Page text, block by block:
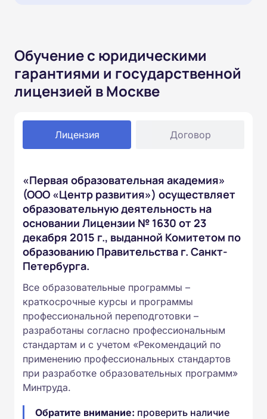
Обучение с юридическими
гарантиями и государственной
лицензией в Москве
Лицензия Договор
«Первая образовательная академия»
(ООО «Центр развития») осуществляет
образовательную деятельность на
основании Лицензии № 1630 от 23
декабря 2015 г., выданной Комитетом по
образованию Правительства г. Санкт-
Петербурга.
Все образовательные программы –
краткосрочные курсы и программы
профессиональной переподготовки –
разработаны согласно профессиональным
стандартам и с учетом «Рекомендаций по
применению профессиональных стандартов
при разработке образовательных программ»
Минтруда.
Обратите внимание: проверить наличие